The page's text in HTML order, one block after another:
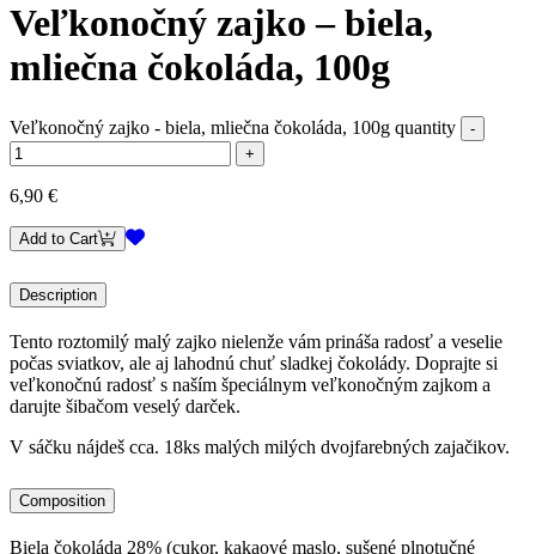
Veľkonočný zajko – biela,
mliečna čokoláda, 100g
Veľkonočný zajko - biela, mliečna čokoláda, 100g quantity
6,90 €
Add to Cart
Description
Tento roztomilý malý zajko nielenže vám prináša radosť a veselie
počas sviatkov, ale aj lahodnú chuť sladkej čokolády. Doprajte si
veľkonočnú radosť s naším špeciálnym veľkonočným zajkom a
darujte šibačom veselý darček.
V sáčku nájdeš cca. 18ks malých milých dvojfarebných zajačikov.
Composition
Biela čokoláda 28% (cukor, kakaové maslo, sušené plnotučné